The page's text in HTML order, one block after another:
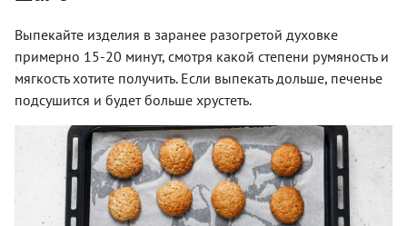
Выпекайте изделия в заранее разогретой духовке
примерно 15-20 минут, смотря какой степени румяность и
мягкость хотите получить. Если выпекать дольше, печенье
подсушится и будет больше хрустеть.